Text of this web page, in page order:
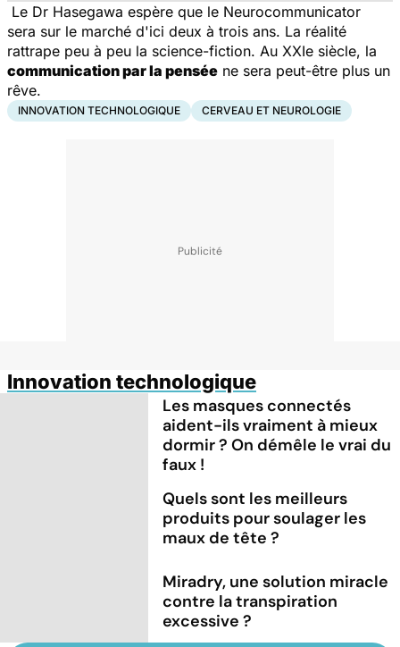
Le Dr Hasegawa espère que le Neurocommunicator
sera sur le marché d'ici deux à trois ans. La réalité
rattrape peu à peu la science-fiction. Au XXIe siècle, la
communication par la pensée ne sera peut-être plus un
rêve.
INNOVATION TECHNOLOGIQUE CERVEAU ET NEUROLOGIE
Innovation technologique
Les masques connectés
aident-ils vraiment à mieux
dormir ? On démêle le vrai du
faux !
Quels sont les meilleurs
produits pour soulager les
maux de tête ?
Miradry, une solution miracle
contre la transpiration
excessive ?